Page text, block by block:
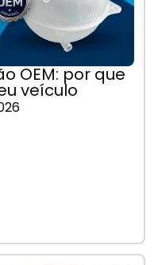
OEM: por que
veículo